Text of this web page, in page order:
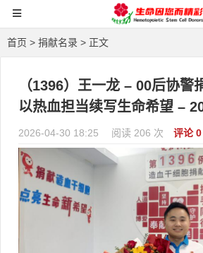
首页 > 捐献名录 > 正文
（1396）王一龙 – 00后协警
以热血担当续写生命希望 –
2026-04-30 18:25 阅读 206 次 评论